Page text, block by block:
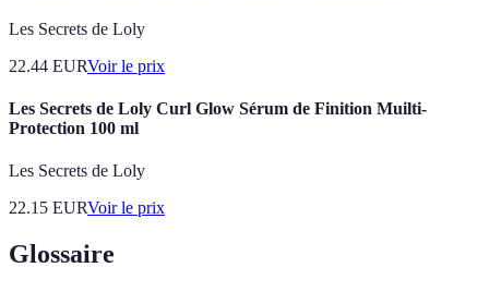
Les Secrets de Loly
22.44 EURVoir le prix
Les Secrets de Loly Curl Glow Sérum de Finition Muilti-
Protection 100 ml
Les Secrets de Loly
22.15 EURVoir le prix
Glossaire